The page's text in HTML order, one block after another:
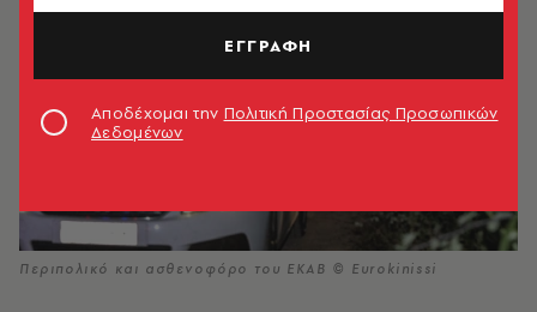
Περιπολικό και ασθενοφόρο του ΕΚΑΒ © Eurokinissi
ΕΓΓΡΑΦΗ
Αποδέχομαι την Πολιτική Προστασίας Προσωπικών
Δεδομένων